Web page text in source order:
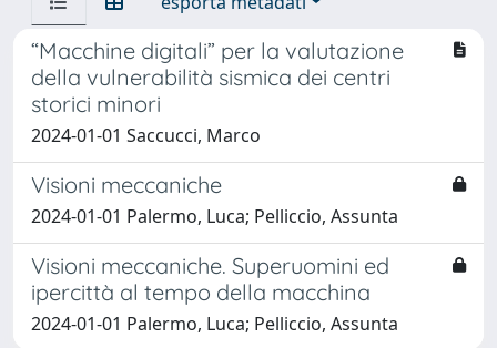
“Macchine digitali” per la valutazione
della vulnerabilità sismica dei centri
storici minori
2024-01-01 Saccucci, Marco
Visioni meccaniche
2024-01-01 Palermo, Luca; Pelliccio, Assunta
Visioni meccaniche. Superuomini ed
ipercittà al tempo della macchina
2024-01-01 Palermo, Luca; Pelliccio, Assunta